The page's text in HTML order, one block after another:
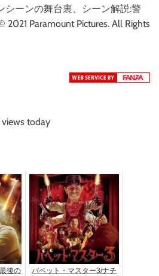
シーンの舞台裏、シーン解説:警
Paramount Pictures. All Rights
today
後の
パペット・マスター3/ナチ